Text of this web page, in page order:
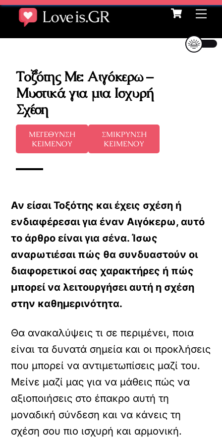
Skip
content
Cart
Τοξότης Με: Αιγόκερω –
Μυστικά για μια Ισχυρή
Σχέση
ΜΕΓΕΘΥΝΣΗ
ΚΕΙΜΕΝΟΥ
ΣΜΙΚΡΥΝΣΗ
ΚΕΙΜΕΝΟΥ
Αν είσαι Τοξότης και έχεις σχέση ή
ενδιαφέρεσαι για έναν Αιγόκερω, αυτό
το άρθρο είναι για σένα. Ίσως
αναρωτιέσαι πώς θα συνδυαστούν οι
διαφορετικοί σας χαρακτήρες ή πώς
μπορεί να λειτουργήσει αυτή η σχέση
στην καθημερινότητα.
Θα ανακαλύψεις τι σε περιμένει, ποια
είναι τα δυνατά σημεία και οι προκλήσεις
που μπορεί να αντιμετωπίσεις μαζί του.
Μείνε μαζί μας για να μάθεις πώς να
αξιοποιήσεις στο έπακρο αυτή τη
μοναδική σύνδεση και να κάνεις τη
σχέση σου πιο ισχυρή και αρμονική.